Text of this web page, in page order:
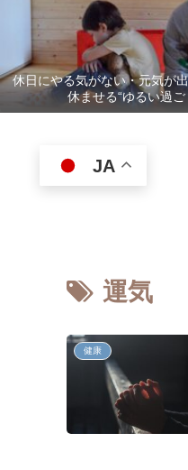
休日にやる気がない・元気が
休ませる“ゆるい過ご
JA
運気
健康